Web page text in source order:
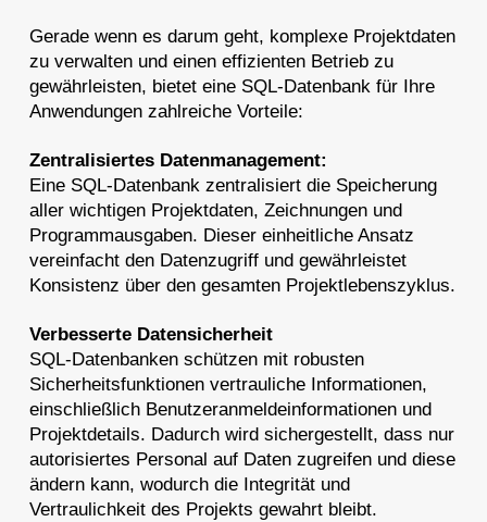
Gerade wenn es darum geht, komplexe Projektdaten
zu verwalten und einen effizienten Betrieb zu
gewährleisten, bietet eine SQL-Datenbank für Ihre
Anwendungen zahlreiche Vorteile:
Zentralisiertes Datenmanagement:
Eine SQL-Datenbank zentralisiert die Speicherung
aller wichtigen Projektdaten, Zeichnungen und
Programmausgaben. Dieser einheitliche Ansatz
vereinfacht den Datenzugriff und gewährleistet
Konsistenz über den gesamten Projektlebenszyklus.
Verbesserte Datensicherheit
SQL-Datenbanken schützen mit robusten
Sicherheitsfunktionen vertrauliche Informationen,
einschließlich Benutzeranmeldeinformationen und
Projektdetails. Dadurch wird sichergestellt, dass nur
autorisiertes Personal auf Daten zugreifen und diese
ändern kann, wodurch die Integrität und
Vertraulichkeit des Projekts gewahrt bleibt.